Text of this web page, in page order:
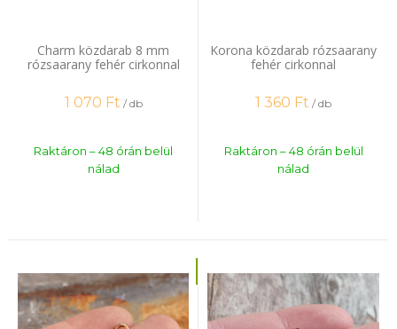
Charm közdarab 8 mm
rózsaarany fehér cirkonnal
1 070 Ft / db
Raktáron – 48 órán belül
nálad
Korona közdarab rózsaarany
fehér cirkonnal
1 360 Ft / db
Raktáron – 48 órán belül
nálad